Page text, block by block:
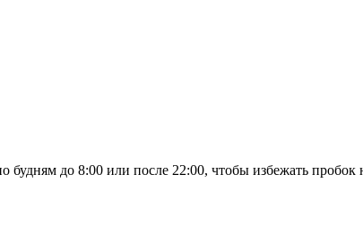
до 8:00 или после 22:00, чтобы избежать пробок